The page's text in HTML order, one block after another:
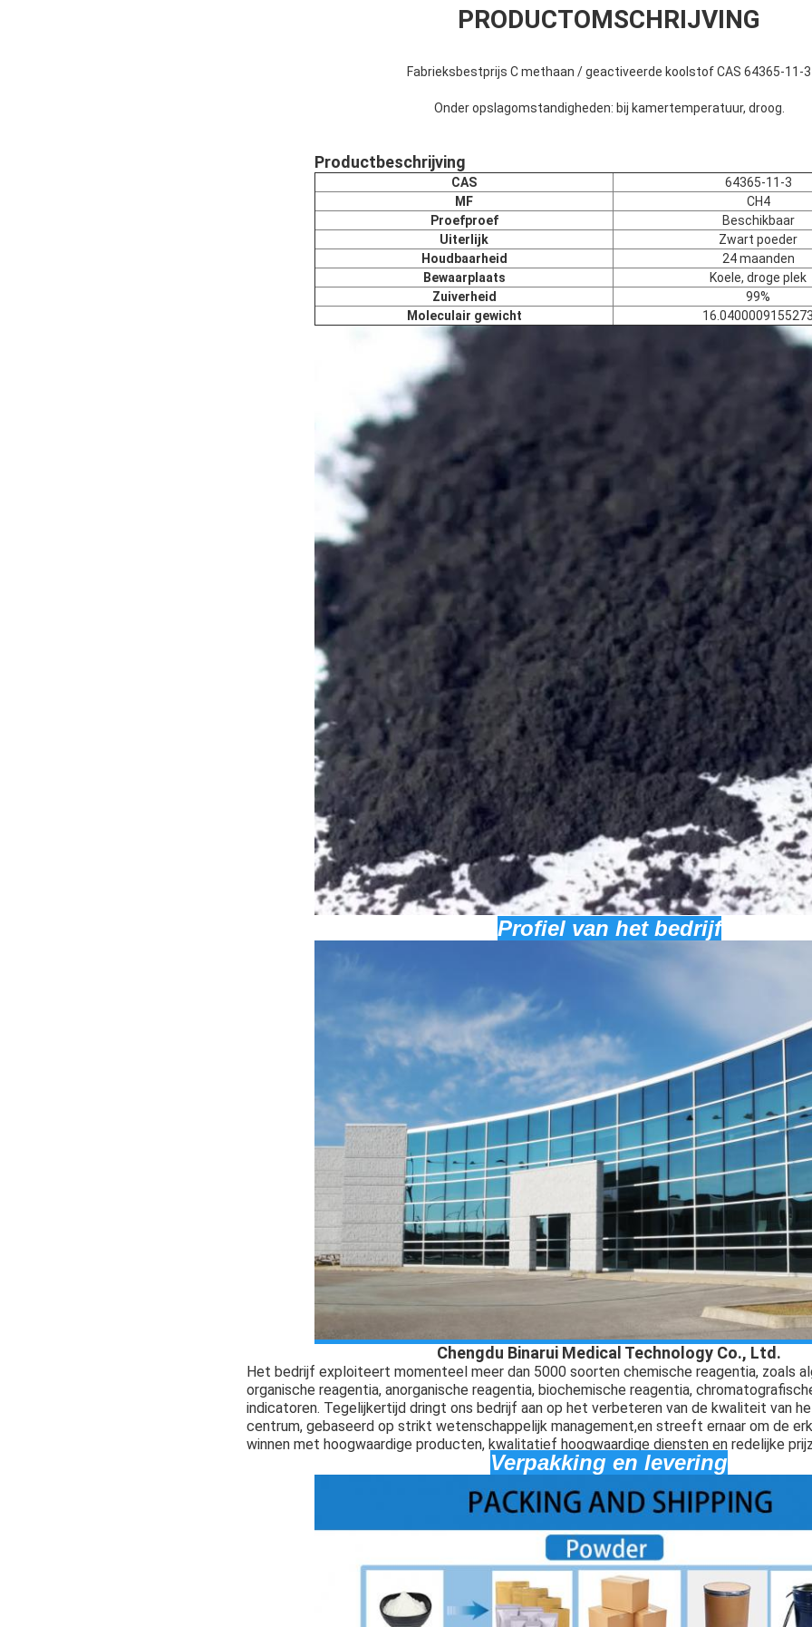
PRODUCTOMSCHRIJVING
Fabrieksbestprijs C methaan / geactiveerde koolstof CAS 64365-11-3
Onder opslagomstandigheden: bij kamertemperatuur, droog.
Productbeschrijving
CAS
64365-11-3
MF
CH4
Proefproef
Beschikbaar
Uiterlijk
Zwart poeder
Houdbaarheid
24 maanden
Bewaarplaats
Koele, droge plek
Zuiverheid
99%
Moleculair gewicht
Profiel van het bedrijf
Chengdu Binarui Medical Technology Co., Ltd.
Het bedrijf exploiteert momenteel meer dan 5000 soorten chemische reagentia, zoals
organische reagentia, anorganische reagentia, biochemische reagentia,
indicatoren. Tegelijkertijd dringt ons bedrijf aan op het verbeteren van de kwaliteit van
centrum, gebaseerd op strikt wetenschappelijk management,en streeft ernaar om de
winnen met hoogwaardige producten, kwalitatief hoogwaardige diensten en redelijke
Verpakking en levering